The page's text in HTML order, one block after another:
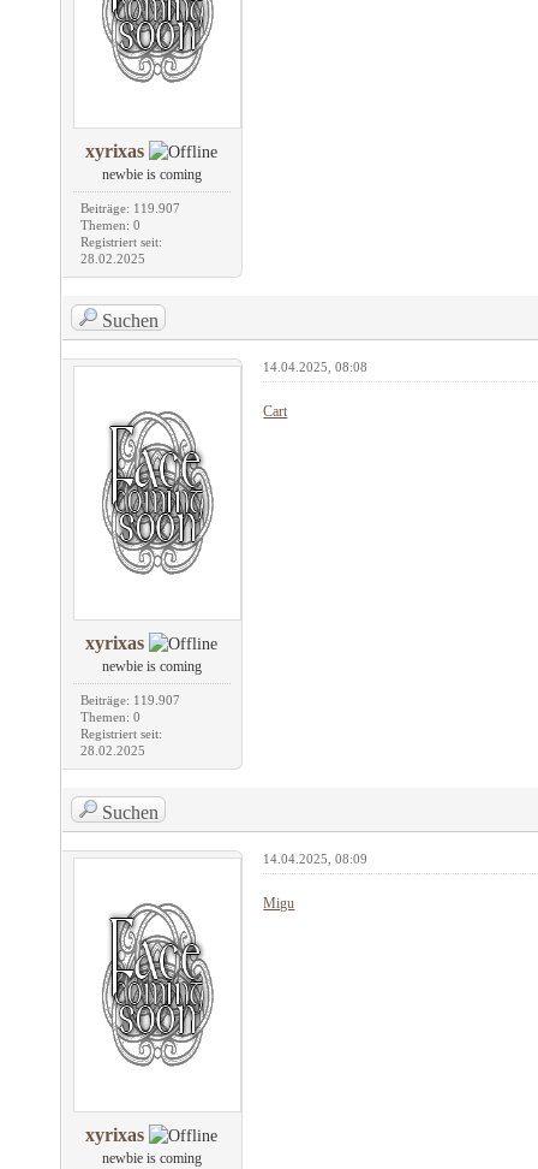
xyrixas
newbie is coming
Beiträge: 119.907
Themen: 0
Registriert seit:
28.02.2025
Suchen
xyrixas
newbie is coming
Beiträge: 119.907
Themen: 0
Registriert seit:
28.02.2025
14.04.2025, 08:08
Cart
Suchen
xyrixas
newbie is coming
14.04.2025, 08:09
Migu